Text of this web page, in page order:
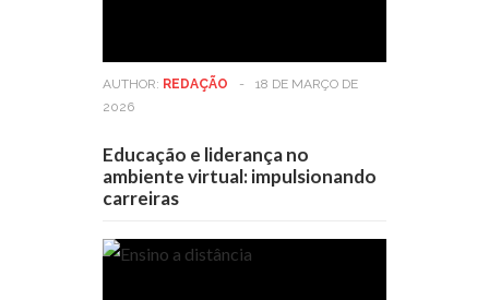
AUTHOR: REDAÇÃO -
18 DE MARÇO DE
2026
Educação e liderança no
ambiente virtual: impulsionando
carreiras